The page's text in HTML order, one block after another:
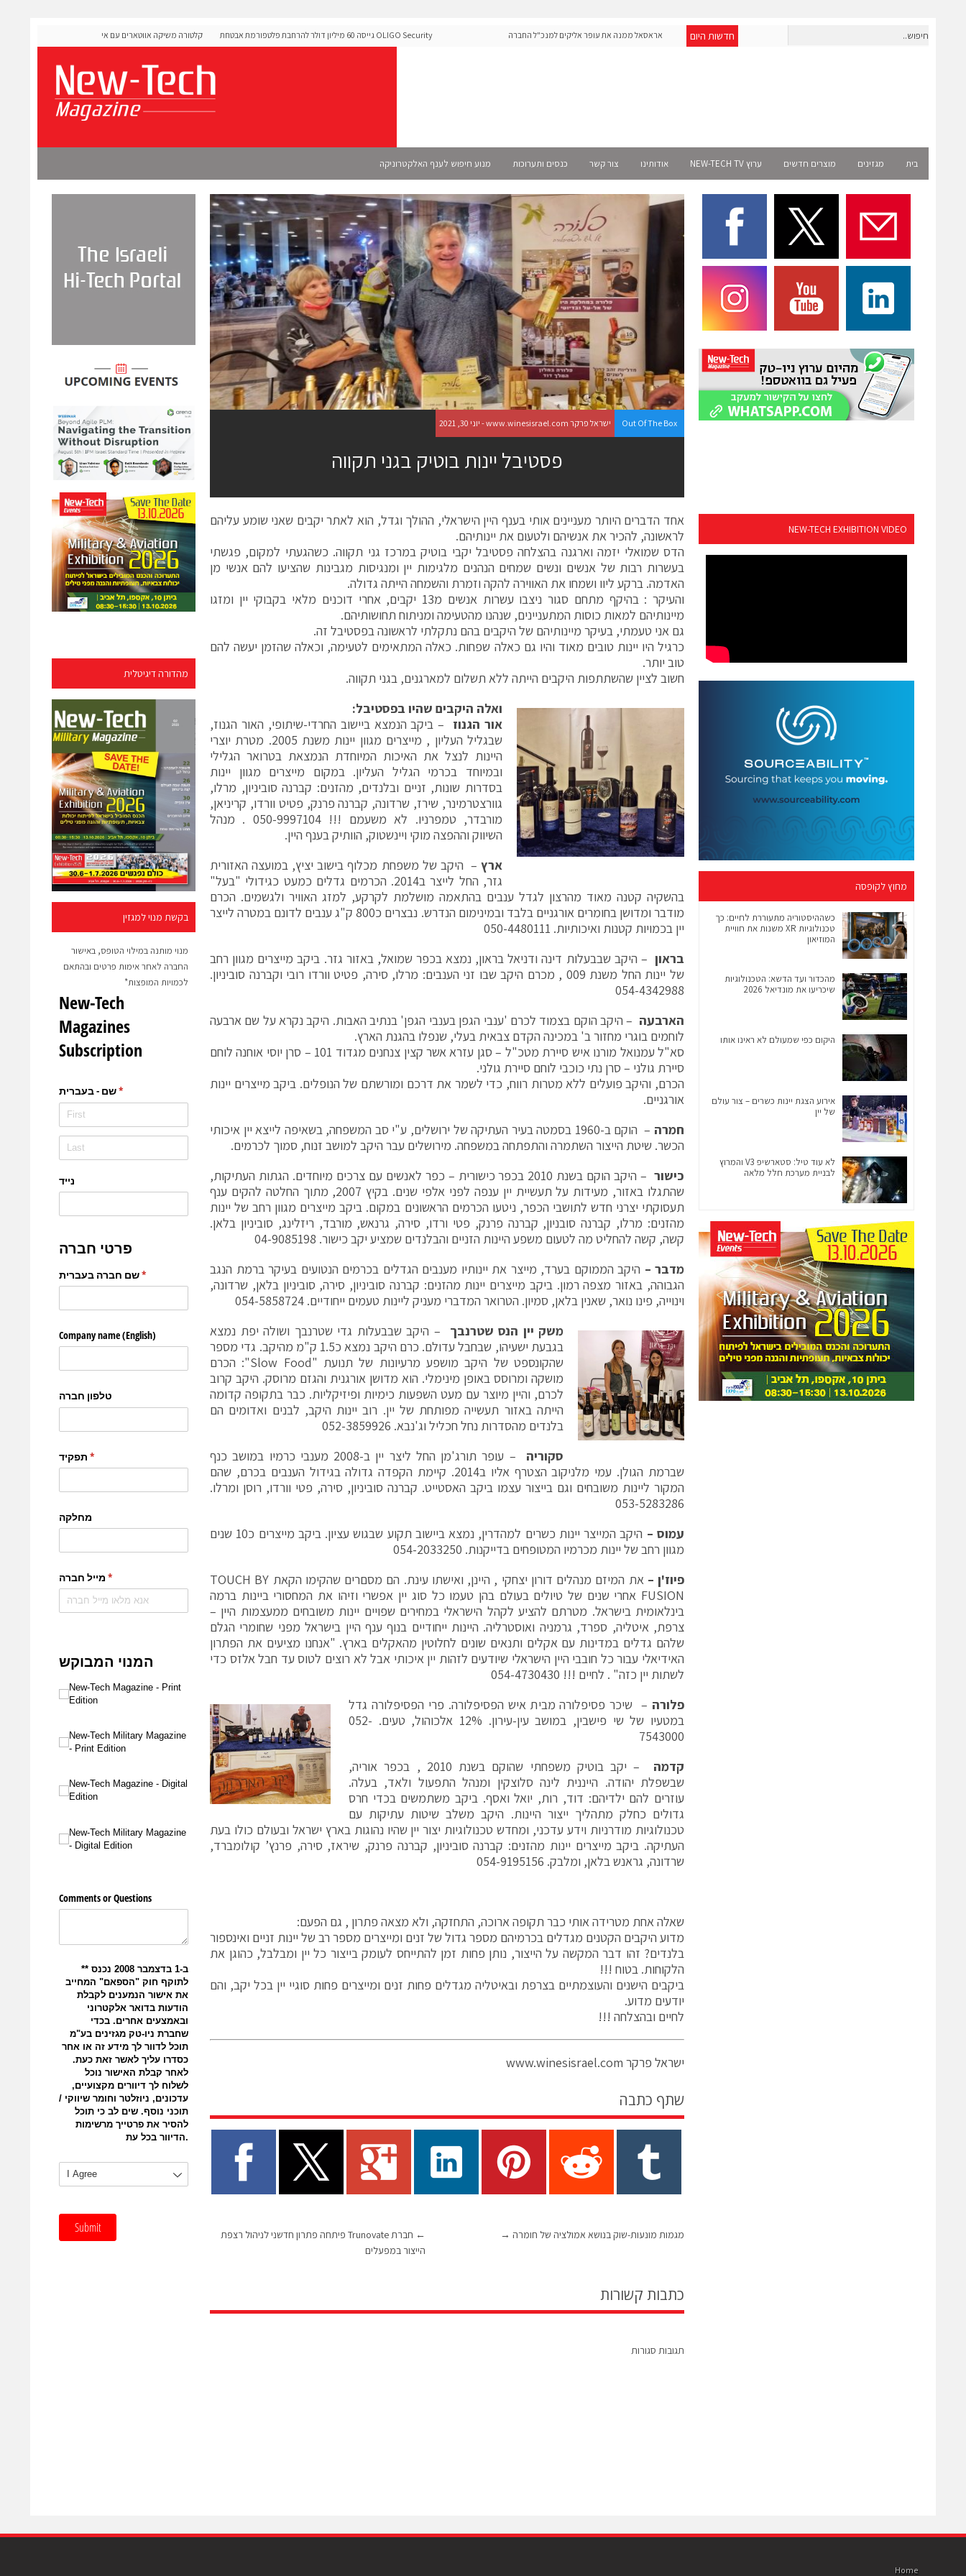
חדשות היום
OpenAI מרחיבה את פעילותה בישראל; אברא הוסמכה כשותפת
אראסאל ממנה את עופר אליקים למנכ"ל החברה
OLIGO Security גייסה 60 מיליון דולר להרחבת פלטפורמת אבטחת
קלטורה משיקה אווטארים עם אינטליגנציה רגשית לתרגול שיחות
בית מגזינים מוצרים חדשים ערוץ NEW-TECH TV אודותינו צור קשר כנסים ותערוכות מנוע חיפוש לענף האלקטרוניקה
מהדורה דיגיטלית
בקשת מנוי למגזין
מנוי מותנה במילוי הטופס, באישור
החברה לאחר אימות פרטים ובהתאם
לכמויות המופצות*
Out Of The Box ישראל פרקר www.winesisrael.com - יוני 30, 2021
פסטיבל יינות בוטיק בגני תקווה
אחד הדברים היותר מעניינים אותי בענף היין הישראלי, ההולך וגדל, הוא לאתר יקבים שאני שומע עליהם
לראשונה, להכיר את אנשיהם ולטעום את יינותיהם.
הדס שמואלי יזמה וארגנה בהצלחה פסטיבל יקבי בוטיק במרכז גני תקווה. כשהגעתי למקום, פגשתי
בעשרות רבות של אנשים ונשים שמחים הנהנים מלגימות יין ומנגיסות מגבינות שהציעו להם אנשי מן
האדמה. ברקע ליוו ושמחו את האווירה להקה וזמרת והשמחה הייתה גדולה.
והעיקר : בהיקף מתחם סגור ניצבו עשרות אנשים מ13 יקבים, אחרי דוכנים מלאי בקבוקי יין ומזגו
מיינותיהם למאות כוסות המתעניינים, שנהנו מהטעימה ומניתוח תחושותיהם.
גם אני טעמתי, בעיקר מיינותיהם של היקבים בהם נתקלתי לראשונה בפסטיבל זה.
כרגיל היו יינות טובים מאוד והיו גם כאלה שפחות. כאלה המתאימים לטעימה, וכאלה שהזמן יעשה להם
טוב יותר.
חשוב לציין שהשתתפות היקבים הייתה ללא תשלום למארגנים, בגני תקווה.
ואלה היקבים שהיו בפסטיבל:
אור הגנוז – ביקב הנמצא ביישוב החרדי-שיתופי, האור הגנוז,
שבגליל העליון , מייצרים מגוון יינות משנת 2005. מטרת יוצרי
היינות לנצל את האיכות המיוחדת הנמצאת בטרואר הגלילי
ובמיוחד בכרמי הגליל העליון. במקום מייצרים מגוון יינות
בסדרות שונות, זניים ובלנדים, מהזנים: קברנה סוביניון, מרלו,
גוורצטרמינר, שירז, שרדונה, קברנה פרנק, פטיט וורדו, קריניאן,
מורבדר, טמפרניו. לא משעמם !!! 050-9997104 . מנהל
השיווק וההפצה מוקי ויינשטוק, הוותיק בענף היין.
ארץ – היקב של משפחת מכלוף בישוב יציץ, במועצה האזורית
גזר, החל לייצר ב2014. הכרמים גדלים כמעט כגידולי "בעל"
בהשקיה קטנה מאוד מהרצון לגדל ענבים בהתאמה מושלמת לקרקע, למזג האוויר ולגשמים. הכרם
מודבר ומדושן בחומרים אורגניים בלבד ובמינימום הנדרש. נבצרים כ800 ק"ג ענבים לדונם במטרה לייצר
יין בכמויות קטנות ואיכותיות. 050-4480111
בראון – היקב שבבעלות דינה ודניאל בראון, נמצא בכפר שמואל, באזור גזר. ביקב מייצרים מגוון רחב
של יינות החל משנת 009 , מכרם היקב שבו זני הענבים: מרלו, סירה, פטיט וורדו רובי וקברנה סוביניון.
054-4342988
הארבעה – היקב הוקם בצמוד לכרם 'ענבי הגפן בענבי הגפן' בנתיב האבות. היקב נקרא על שם ארבעה
לוחמים בוגרי מחזור ב' במכינה הקדם צבאית בעלי, שנפלו בהגנת הארץ.
סא"ל עמנואל מורנו איש סיירת מטכ"ל – סגן עזרא אשר קצין צנחנים מגדוד 101 – סרן יוסי אוחנה לוחם
סיירת גולני – סרן נתי כוכבי לוחם סיירת גולני.
הכרם, והיקב פועלים ללא מטרות רווח, כדי לשמר את דרכם ומורשתם של הנופלים. ביקב מייצרים יינות
אורגניים.
חמרה
– הוקם ב-1960 בסמטה בעיר העתיקה של ירושלים, ע"י סב המשפחה, בשאיפה לייצא יין איכותי
הכשר. שיטת הייצור השתמרה והתפתחה במשפחה. מירושלים עבר היקב למושב זנוח, סמוך לכרמים.
כישור
– היקב הוקם בשנת 2010 בכפר כישורית – כפר לאנשים עם צרכים מיוחדים. הגתות העתיקות,
שהתגלו באזור, מעידות על תעשיית יין ענפה לפני אלפי שנים. בקיץ 2007, מתוך החלטה להקים ענף
תעסוקתי יצרני חדש לתושבי הכפר, ניטעו הכרמים הראשונים במקום. ביקב מייצרים מגוון רחב של יינות
מהזנים: מרלו, קברנה סובניון, קברנה פרנק, פטי ורדו, סירה, גרנאש, מורבד, ריזלינג, סוביניון בלאן.
קשה, קשה להחליט מה לטעום משפע היינות הזניים והבלנדים שמציע יקב כישור. 04-9085198
מדבר – היקב הממוקם בערד, מייצר את יינותיו מענבים הגדלים בכרמים הנטועים בעיקר ברמת הנגב
הגבוהה, באזור מצפה רמון. ביקב מייצרים יינות מהזנים: קברנה סוביניון, סירה, סוביניון בלאן, שרדונה,
וינוייה, פינו נואר, שאנין בלאן, סמיון. הטרואר המדברי מעניק ליינות טעמים ייחודיים. 054-5858724
משק יין הנס שטרנבך – היקב שבבעלות גדי שטרנבך ושולה יפת נמצא
בגבעת ישעיהו, שבחבל עדולם. כרם היקב נמצא כ1.5 ק"מ מהיקב. גדי מספר
שהקונספט של היקב מושפע מרעיונות של תנועת "Slow Food": הכרם
מושקה ומרוסס באופן מינימלי. הוא מדושן אורגנית והגזם מרוסק. היקב קרוב
לכרם, והיין מיוצר עם מעט השפעות כימיות ופיזיקליות. כבר בתקופה קדומה
הייתה באזור תעשייה מפותחת של יין. רוב יינות היקב, לבנים ואדומים הם
בלנדים מהסדרות נחל חכליל וג'נבא. 052-3859926
סקוריה
– עופר תורג'מן החל ליצר יין ב-2008 מענבי כרמיו במושב כנף
שברמת הגולן. עמי מלניקוב הצטרף אליו ב2014. קיימת הקפדה גדולה בגידול הענבים בכרם, שהם
המקור ליינות משובחים וגם בייצור עצמו ביקב האסטייט. קברנה סוביניון, סירה, פטי וורדו, רוסן ומרלו.
053-5283286
עמוס–
היקב המייצר יינות כשרים למהדרין, נמצא ביישוב תקוע שבגוש עציון. ביקב מייצרים כ10 שנים
מגוון רחב של יינות מכרמיו המטופחים בדייקנות. 054-2033250
פיוז'ן –
את המיזם מנהלים דורון יצחקי , היינן, ואישתו עינת. הם מסםרים שהקימו הקאת TOUCH BY
FUSION אחרי שנים של טיולים בעולם בהן טעמו כל סוג יין אפשרי וזיהו את המחסורי ביינות ברמה
בינלאומית בישראל. מטרתם להציע לקהל הישראלי במחירים שפויים יינות משובחים ממעצמות היין –
צרפת, איטליה, ספרד, גרמניה ואוסטרליה. היינות ייחודיים בנוף ענף היין בישראל מפני שחומרי הגלם
שלהם גדלים במדינות עם אקלים ותנאים שונים לחלוטין מהאקלים בארץ. "אנחנו מציעים את הפתרון
האידיאלי עבור כל חובבי היין הישראלי שיודעים לזהות יין איכותי אבל לא רוצים לטוס עד חבל אלזס כדי
לשתות יין כזה" . לחיים !!! 054-4730430
פלורה – שיכר פסיפלורה מבית איש הפסיפלורה. פרי הפסיפלורה גדל
במטעיו של שי פישבין, במושב עין-עירון. 12% אלכוהול, טעים. 052-
7543000
קדמה
– יקב בוטיק משפחתי שהוקם בשנת 2010 , בכפר אוריה,
שבשפלת יהודה. הייננית לינה סלוצקין ומנהל התפעול ולאד, בעלה.
עוזרים להם ילדיהם: דוד, רות, יואל ואסף. ביקב משתמשים בכדי חרס
גדולים כחלק מתהליך ייצור היינות. היקב משלב שיטות עתיקות עם
טכנולוגיות מודרניות וידע עדכני, ומחדש טכנולוגיות יצור יין שהיו נהוגות בארץ ישראל ובעולם כולו בעת
העתיקה. ביקב מייצרים יינות מהזנים: קברנה סוביניון, קברנה פרנק, שיראז, סירה, פרנץ’ קולומברד,
שרדונה, גראנש בלאן, ומלבק. 054-9195156
שאלה אחת מטרידה אותי כבר תקופה ארוכה, התחזקה, ולא מצאה פתרון , גם הפעם:
מדוע היקבים הקטנים מגדלים בכרמיהם מספר גדול של זנים ומייצרים מספר רב של יינות זניים ואינספור
בלנדים? זהו דבר המקשה על הייצור, נותן פחות זמן להתייחס לעומק בייצור כל יין ומבלבל, כהוגן את
הלקוחות. בטוח !!!
ביקבים הישנים והעוצמתיים בצרפת ובאיטליה מגדלים פחות זנים ומייצרים פחות סוגיי יין בכל יקב, והם
יודעים מדוע.
לחיים ובהצלחה !!!
ישראל פרקר www.winesisrael.com
שתף כתבה
←
חברת Trunovate פיתחה פתרון חדשני לניהול רצפת
הייצור במפעלים
מגמות מונעות-שוק בנושא אמולציה של חומרה →
כתבות קשורות
תגובות סגורות
NEW-TECH EXHIBITION VIDEO
מחוץ לקופסה
כשההיסטוריה מתעוררת לחיים: כך
טכנולוגיות XR משנות את חוויית
המוזיאון
מהכדור ועד הדשא: הטכנולוגיות
שיכריעו את מונדיאל 2026
היקום כפי שמעולם לא ראינו אותו
אירוע הצגת יינות כשרים – צור עולם
של יין
לא עוד טיל: סטארשיפ V3 והמרוץ
לבניית מערכת חלל מלאה
Home